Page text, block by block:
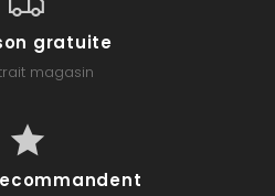
gratuite
magasin